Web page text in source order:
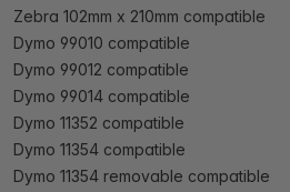
Zebra 102mm x 210mm compatible
Dymo 99010 compatible
Dymo 99012 compatible
Dymo 99014 compatible
Dymo 11352 compatible
Dymo 11354 compatible
Dymo 11354 removable compatible